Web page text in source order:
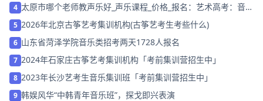
4 太原市哪个老师教声乐好_声乐课程_价格_报名：艺术高考：音乐
专业怎样进行曲目选择？
5 2026年北京古筝艺考集训机构(古筝艺考生考些什么)
6 山东省菏泽学院音乐类招考两天1728人报名
7 2024年石家庄古筝艺考集训机构「考前集训营招生中」
8 2023年长沙艺考生音乐集训班「考前集训营招生中」
9 韩娱风华“中韩青年音乐班”，探戈即兴表演